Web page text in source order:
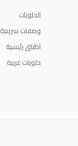
الحلويات
وصفات سريعة
اطباق رئيسية
حلويات غربية